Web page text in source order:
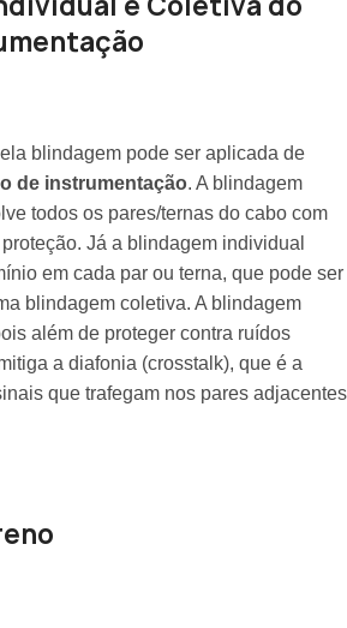
blindagem pode ser aplicada de
de instrumentação. A blindagem
todos os pares/ternas do cabo com
Já a blindagem individual
em cada par ou terna, que pode ser
blindagem coletiva. A blindagem
além de proteger contra ruídos
a diafonia (crosstalk), que é a
que trafegam nos pares adjacentes